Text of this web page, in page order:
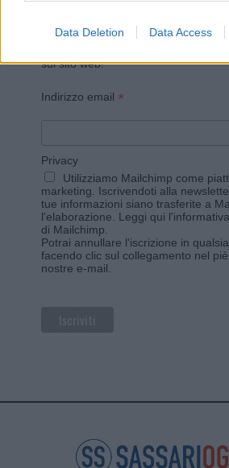
Data Deletion Data Access
Vuoi rimanere sempre
Iscriviti alla newsletter di Gallura
sul sito web!
Indirizzo email *
Privacy
Utilizziamo Mailchimp come
marketing. Iscrivendoti alla
tue informazioni siano trasferite a
l'elaborazione. Leggi qui
di Mailchimp.
Potrai annullare l'iscrizione in
facendo clic sul collegamento nel
nostre e-mail.